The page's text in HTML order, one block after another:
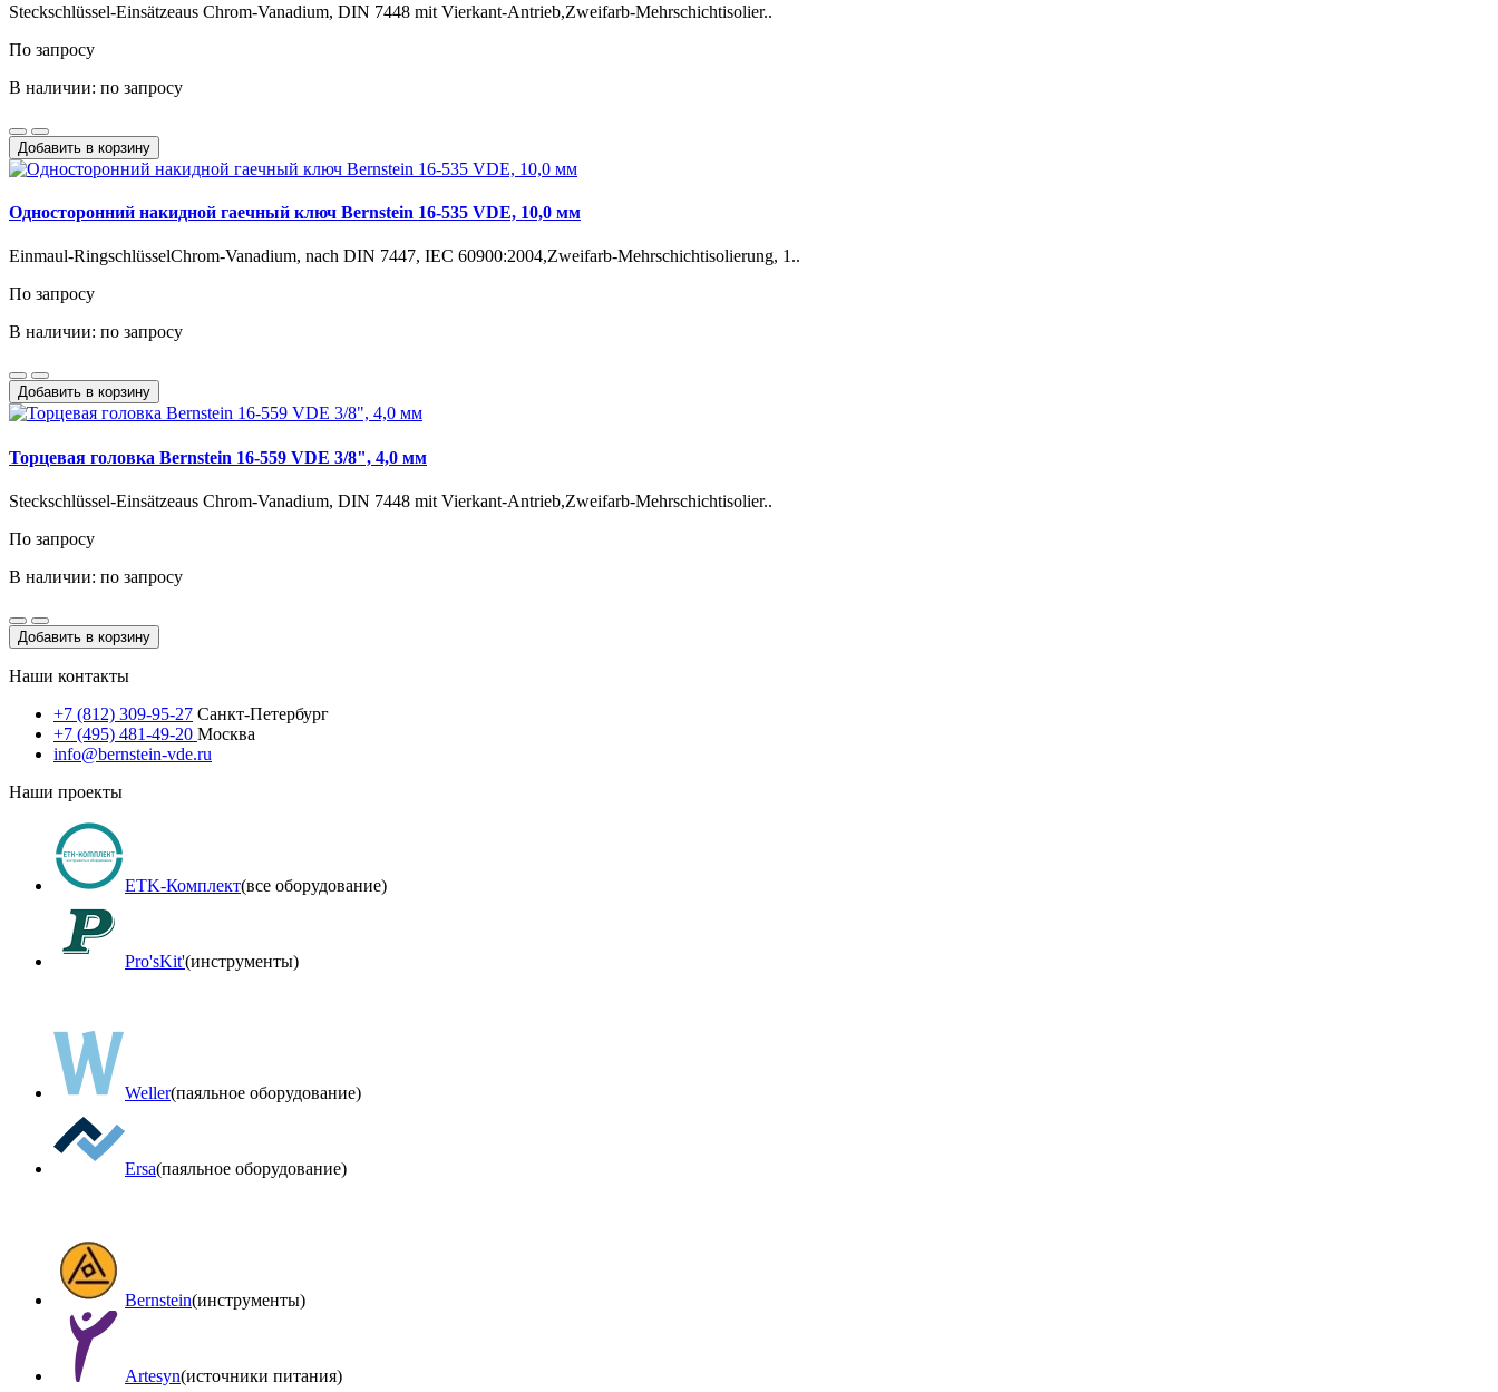
Steckschlüssel-Einsätzeaus Chrom-Vanadium, DIN 7448 mit Vierkant-Antrieb,Zweifarb-Mehrschichtisolier..
По запросу
В наличии: по запросу
Добавить в корзину
Односторонний накидной гаечный ключ Bernstein 16-535 VDE, 10,0 мм
Einmaul-RingschlüsselChrom-Vanadium, nach DIN 7447, IEC 60900:2004,Zweifarb-Mehrschichtisolierung, 1..
По запросу
В наличии: по запросу
Добавить в корзину
Торцевая головка Bernstein 16-559 VDE 3/8", 4,0 мм
Steckschlüssel-Einsätzeaus Chrom-Vanadium, DIN 7448 mit Vierkant-Antrieb,Zweifarb-Mehrschichtisolier..
По запросу
В наличии: по запросу
Добавить в корзину
Наши контакты
+7 (812) 309-95-27 Санкт-Петербург
+7 (495) 481-49-20 Москва
info@bernstein-vde.ru
Наши проекты
ETK-Комплект(все оборудование)
Pro'sKit'(инструменты)
Weller(паяльное оборудование)
Ersa(паяльное оборудование)
Bernstein(инструменты)
Artesyn(источники питания)